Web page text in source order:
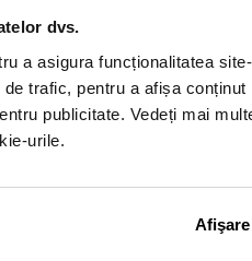
dvs.
a asigura funcționalitatea
trafic, pentru a afișa conținut
publicitate. Vedeți mai
urile.
Afişare